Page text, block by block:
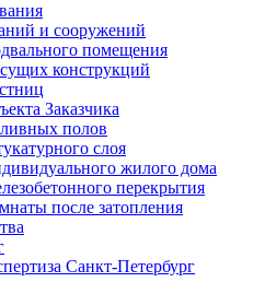
и сооружений
помещения
конструкций
Заказчика
полов
слоя
жилого дома
перекрытия
после затопления
Санкт-Петербург